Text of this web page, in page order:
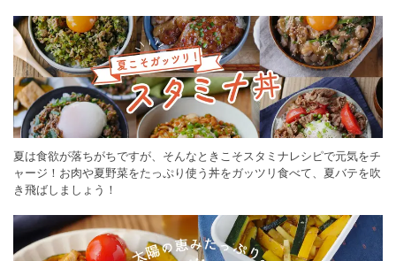
夏は食欲が落ちがちですが、そんなときこそスタミナレシピで元気をチ
ャージ！お肉や夏野菜をたっぷり使う丼をガッツリ食べて、夏バテを吹
き飛ばしましょう！